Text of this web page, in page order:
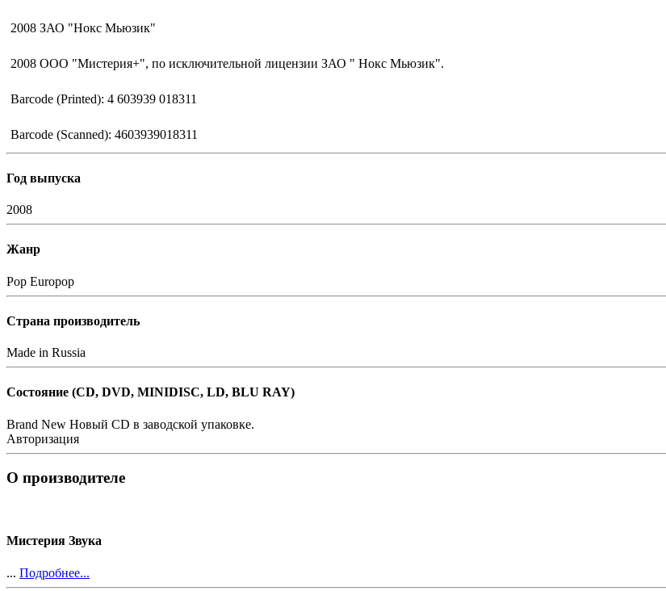
2008 ЗАО "Нокс Мьюзик"
2008 ООО "Мистерия+", по исключительной лицензии ЗАО " Нокс Мьюзик".
Barcode (Printed): 4 603939 018311
Barcode (Scanned): 4603939018311
Год выпуска
2008
Жанр
Pop Europop
Страна производитель
Made in Russia
Состояние (СD, DVD, MINIDISC, LD, BLU RAY)
Brand New Новый CD в заводской упаковке.
Авторизация
О производителе
Мистерия Звука
... Подробнее...